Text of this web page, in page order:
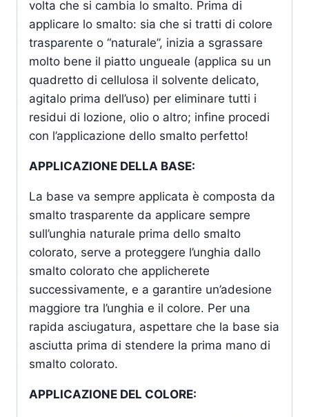
volta che si cambia lo smalto. Prima di
applicare lo smalto: sia che si tratti di colore
trasparente o “naturale”, inizia a sgrassare
molto bene il piatto ungueale (applica su un
quadretto di cellulosa il solvente delicato,
agitalo prima dell’uso) per eliminare tutti i
residui di lozione, olio o altro; infine procedi
con l’applicazione dello smalto perfetto!
APPLICAZIONE DELLA BASE:
La base va sempre applicata è composta da
smalto trasparente da applicare sempre
sull’unghia naturale prima dello smalto
colorato, serve a proteggere l’unghia dallo
smalto colorato che applicherete
successivamente, e a garantire un’adesione
maggiore tra l’unghia e il colore. Per una
rapida asciugatura, aspettare che la base sia
asciutta prima di stendere la prima mano di
smalto colorato.
APPLICAZIONE DEL COLORE: